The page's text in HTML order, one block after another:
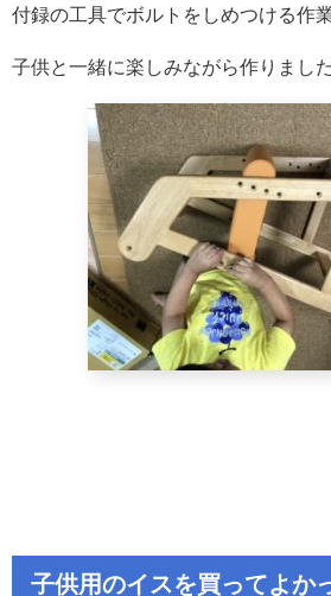
付録の工具でボルトをしめつける作
子供と一緒に楽しみながら作りました
子供用のイスを買ってよか